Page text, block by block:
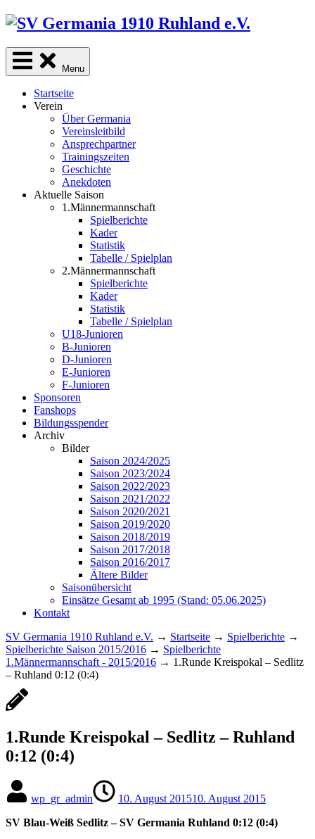
Skip
content
Menu
Startseite
Verein
Über Germania
Vereinsleitbild
Ansprechpartner
Trainingszeiten
Geschichte
Anekdoten
Aktuelle Saison
1.Männermannschaft
Spielberichte
Kader
Statistik
Tabelle / Spielplan
2.Männermannschaft
Spielberichte
Kader
Statistik
Tabelle / Spielplan
U18-Junioren
B-Junioren
D-Junioren
E-Junioren
F-Junioren
Sponsoren
Fanshops
Bildungsspender
Archiv
Bilder
Saison 2024/2025
Saison 2023/2024
Saison 2022/2023
Saison 2021/2022
Saison 2020/2021
Saison 2019/2020
Saison 2018/2019
Saison 2017/2018
Saison 2016/2017
Ältere Bilder
Saisonübersicht
Einsätze Gesamt ab 1995 (Stand: 05.06.2025)
Kontakt
SV Germania 1910 Ruhland e.V. → Startseite → Spielberichte →
Spielberichte Saison 2015/2016 → Spielberichte
1.Männermannschaft - 2015/2016 → 1.Runde Kreispokal – Sedlitz
– Ruhland 0:12 (0:4)
1.Runde Kreispokal – Sedlitz – Ruhland
0:12 (0:4)
wp_gr_admin 10. August 201510. August 2015
SV Blau-Weiß Sedlitz – SV Germania Ruhland 0:12 (0:4)